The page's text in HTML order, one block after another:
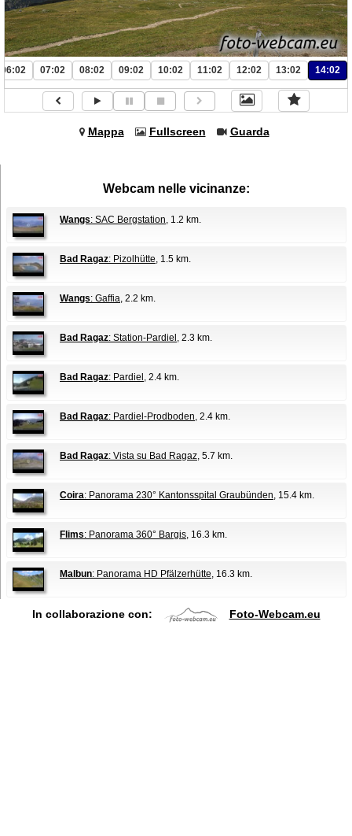
06:02 07:02 08:02 09:02 10:02 11:02 12:02 13:02 14:02
Mappa Fullscreen Guarda
Webcam nelle vicinanze:
Wangs: SAC Bergstation, 1.2 km.
Bad Ragaz: Pizolhütte, 1.5 km.
Wangs: Gaffia, 2.2 km.
Bad Ragaz: Station-Pardiel , 2.3 km.
Bad Ragaz: Pardiel , 2.4 km.
Bad Ragaz: Pardiel-Prodboden, 2.4 km.
Bad Ragaz: Vista su Bad Ragaz, 5.7 km.
Coira: Panorama 230° Kantonsspital Graubünden, 15.4 km.
Flims: Panorama 360° Bargis, 16.3 km.
Malbun: Panorama HD Pfälzerhütte, 16.3 km.
In collaborazione con: Foto-Webcam.eu